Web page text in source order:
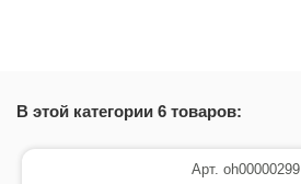
В этой категории 6 товаров:
Арт. oh00000299